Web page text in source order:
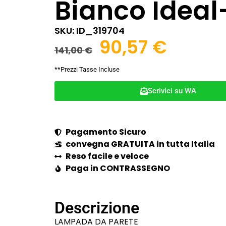
Bianco
SKU: ID_319704
141,00€ 90,57 €
**Prezzi Tasse Incluse
Scrivici su WA
Pagamento Sicuro
convegna GRATUITA in tutta Italia
Reso facile e veloce
Paga in CONTRASSEGNO
Descrizione
LAMPADA DA PARETE